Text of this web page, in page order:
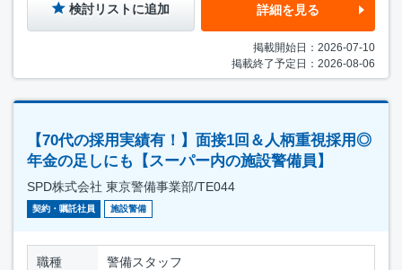
検討リストに追加 詳細を見る
掲載開始日：2026-07-10
掲載終了予定日：2026-08-06
【70代の採用実績有！】面接1回＆人柄重視採用◎
年金の足しにも【スーパー内の施設警備員】
SPD株式会社 東京警備事業部/TE044
契約・嘱託社員 施設警備
職種 警備スタッフ